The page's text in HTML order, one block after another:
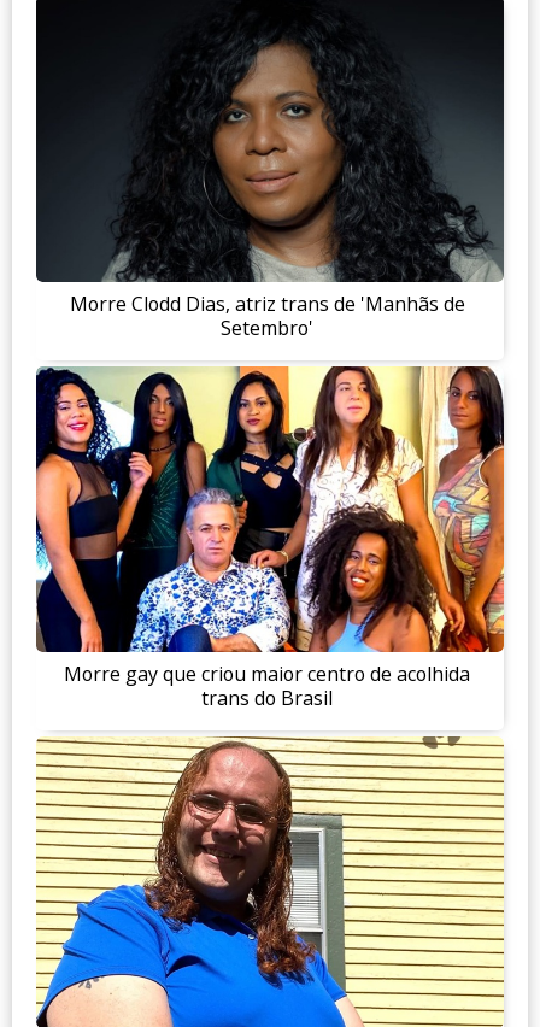
Morre Clodd Dias, atriz trans de 'Manhãs de
Setembro'
Morre gay que criou maior centro de acolhida
trans do Brasil